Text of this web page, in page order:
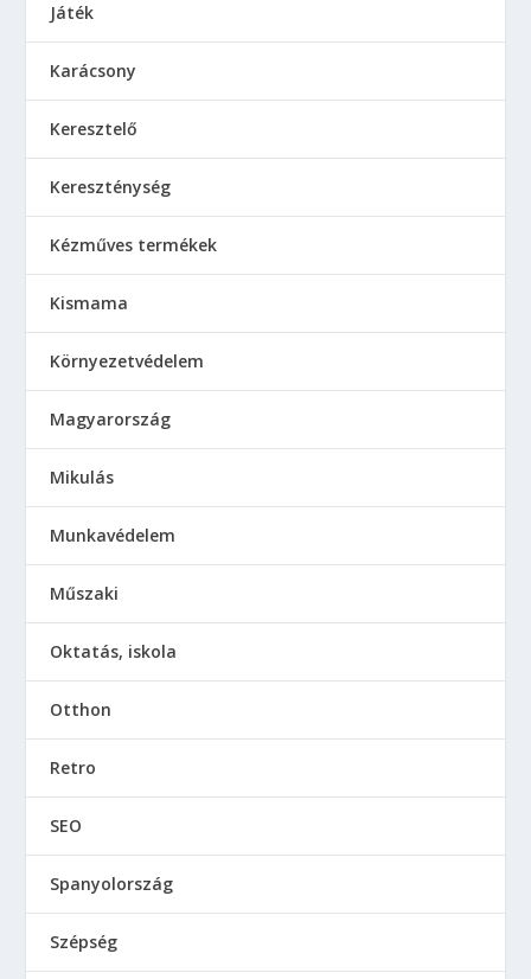
Játék
Karácsony
Keresztelő
Kereszténység
Kézműves termékek
Kismama
Környezetvédelem
Magyarország
Mikulás
Munkavédelem
Műszaki
Oktatás, iskola
Otthon
Retro
SEO
Spanyolország
Szépség